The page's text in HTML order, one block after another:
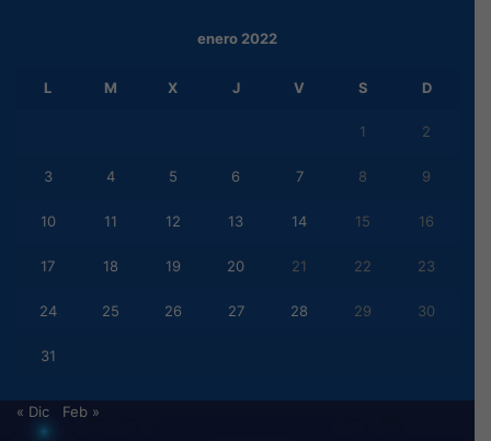
enero 2022
L M X J V S D
1 2
3 4 5 6 7 8 9
10 11 12 13 14 15 16
17 18 19 20 21 22 23
24 25 26 27 28 29 30
31
« Dic Feb »